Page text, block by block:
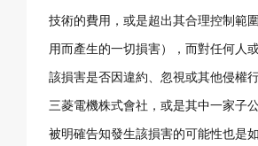
技術的費用，或是超出其合理控制範
用而產生的一切損害），而對任何人
該損害是否因違約、忽視或其他侵權
三菱電機株式會社，或是其中一家子
被明確告知發生該損害的可能性也是